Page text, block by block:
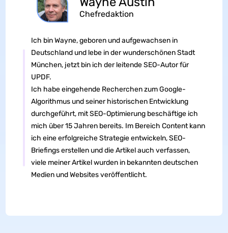
Chefredaktion
Ich bin Wayne, geboren und aufgewachsen in
Deutschland und lebe in der wunderschönen Stadt
München, jetzt bin ich der leitende SEO-Autor für
UPDF.
Ich habe eingehende Recherchen zum Google-
Algorithmus und seiner historischen Entwicklung
durchgeführt, mit SEO-Optimierung beschäftige ich
mich über 15 Jahren bereits. Im Bereich Content kann
ich eine erfolgreiche Strategie entwickeln, SEO-
Briefings erstellen und die Artikel auch verfassen,
viele meiner Artikel wurden in bekannten deutschen
Medien und Websites veröffentlicht.